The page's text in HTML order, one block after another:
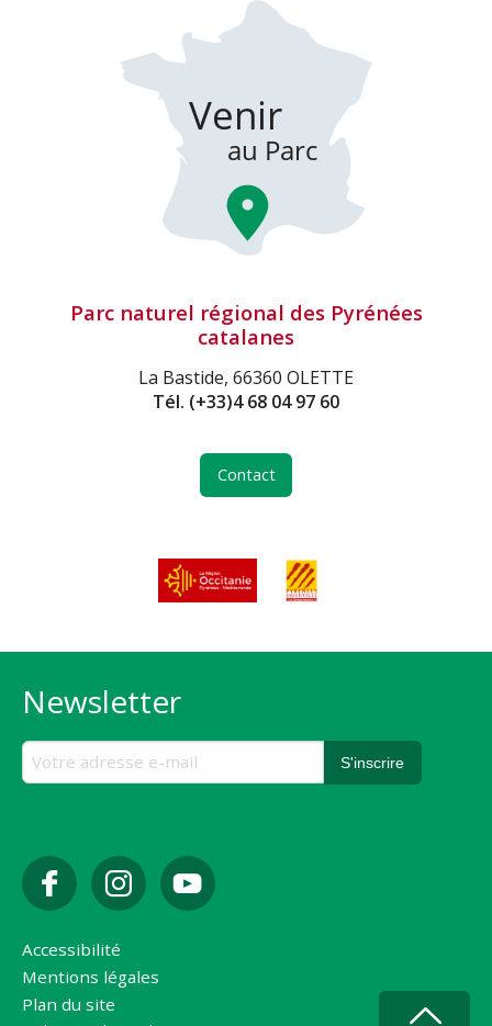
Parc naturel régional des Pyrénées
catalanes
La Bastide, 66360 OLETTE
Tél. (+33)4 68 04 97 60
Contact
Newsletter
Accessibilité
Mentions légales
Plan du site